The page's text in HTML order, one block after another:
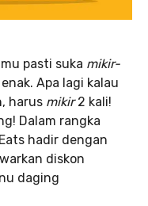
pasti suka mikir-
Apa lagi kalau
harus mikir2 kali!
Dalam rangka
hadir dengan
diskon
daging